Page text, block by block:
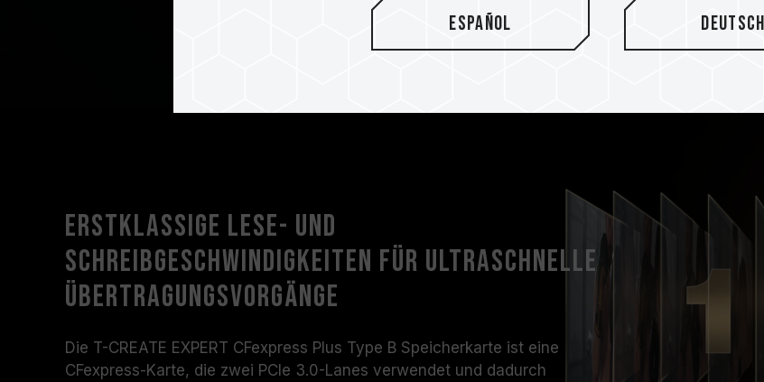
Erstklassige Lese- und
Schreibgeschwindigkeiten für ultraschnelle
Übertragungsvorgänge
Die T-CREATE EXPERT CFexpress Plus Type B Speicherkarte ist eine
CFexpress-Karte, die zwei PCIe 3.0-Lanes verwendet und dadurch
Español Deutsch